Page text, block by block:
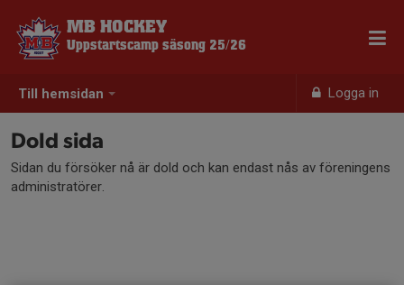
Till hemsidan Logga in
MB HOCKEY
Uppstartscamp säsong 25/26
Dold sida
Sidan du försöker nå är dold och kan endast nås av föreningens
administratörer.